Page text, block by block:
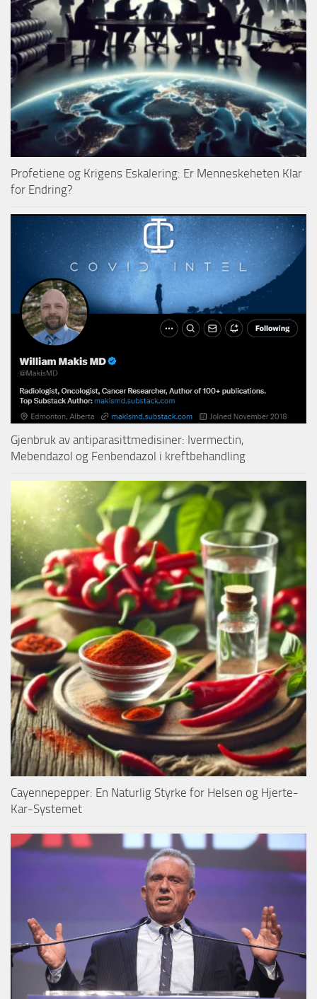
Profetiene og Krigens Eskalering: Er Menneskeheten Klar
for Endring?
Gjenbruk av antiparasittmedisiner: Ivermectin,
Mebendazol og Fenbendazol i kreftbehandling
Cayennepepper: En Naturlig Styrke for Helsen og Hjerte-
Kar-Systemet